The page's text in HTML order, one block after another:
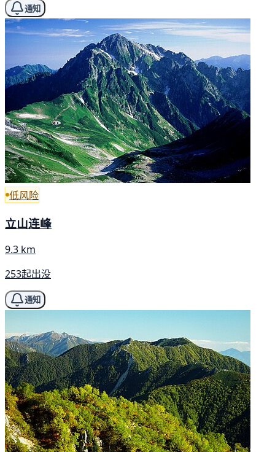
通知
低风险
立山连峰
9.3 km
253起出没
通知